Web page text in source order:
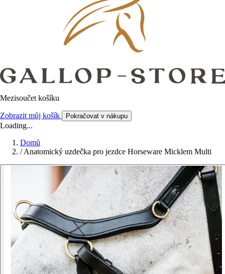
Mezisoučet košíku
Zobrazit můj košík Pokračovat v nákupu
Loading...
Domů
/ Anatomický uzdečka pro jezdce Horseware Micklem Multi